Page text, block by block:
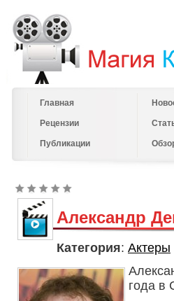
Главная
Рецензии
Публикации
Александр
Категория: Актеры
года в